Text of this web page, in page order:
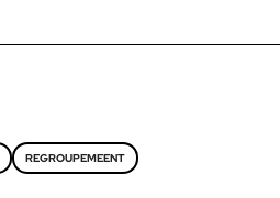
REGROUPEMEENT